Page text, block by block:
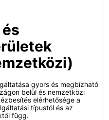
gyors és megbízható
belül és nemzetközi
elérhetősége a
típustól és az
függ.